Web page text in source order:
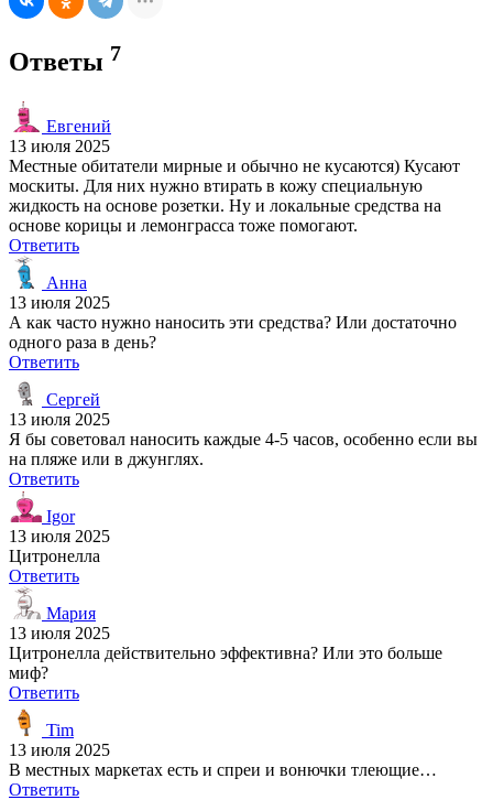
Ответы 7
Евгений
13 июля 2025
Местные обитатели мирные и обычно не кусаются) Кусают
москиты. Для них нужно втирать в кожу специальную
жидкость на основе розетки. Ну и локальные средства на
основе корицы и лемонграсса тоже помогают.
Ответить
Анна
13 июля 2025
А как часто нужно наносить эти средства? Или достаточно
одного раза в день?
Ответить
Сергей
13 июля 2025
Я бы советовал наносить каждые 4-5 часов, особенно если вы
на пляже или в джунглях.
Ответить
Igor
13 июля 2025
Цитронелла
Ответить
Мария
13 июля 2025
Цитронелла действительно эффективна? Или это больше
миф?
Ответить
Tim
13 июля 2025
В местных маркетах есть и спреи и вонючки тлеющие…
Ответить